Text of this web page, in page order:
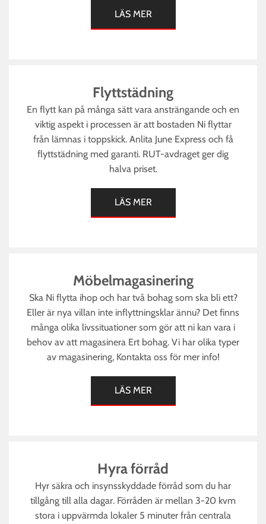
LÄS MER
Flyttstädning
En flytt kan på många sätt vara ansträngande och en
viktig aspekt i processen är att bostaden Ni flyttar
från lämnas i toppskick. Anlita June Express och få
flyttstädning med garanti. RUT-avdraget ger dig
halva priset.
LÄS MER
Möbelmagasinering
Ska Ni flytta ihop och har två bohag som ska bli ett?
Eller är nya villan inte inflyttningsklar ännu? Det finns
många olika livssituationer som gör att ni kan vara i
behov av att magasinera Ert bohag. Vi har olika typer
av magasinering, Kontakta oss för mer info!
LÄS MER
Hyra förråd
Hyr säkra och insynsskyddade förråd som du har
tillgång till alla dagar. Förråden är mellan 3-20 kvm
stora i uppvärmda lokaler 5 minuter från centrala